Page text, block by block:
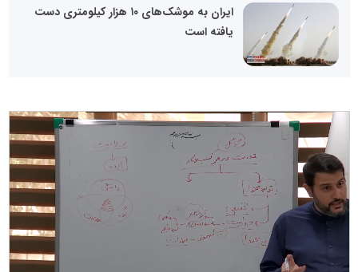
ایران به موشک‌های ۱۰ هزار کیلومتری دست
یافته است